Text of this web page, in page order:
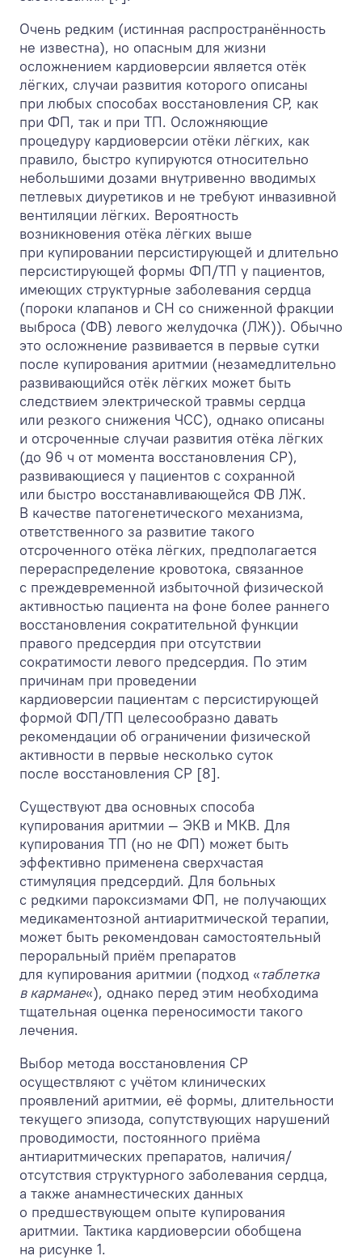
Очень редким (истинная распространённость
не известна), но опасным для жизни
осложнением кардиоверсии является отёк
лёгких, случаи развития которого описаны
при любых способах восстановления СР, как
при ФП, так и при ТП. Осложняющие
процедуру кардиоверсии отёки лёгких, как
правило, быстро купируются относительно
небольшими дозами внутривенно вводимых
петлевых диуретиков и не требуют инвазивной
вентиляции лёгких. Вероятность
возникновения отёка лёгких выше
при купировании персистирующей и длительно
персистирующей формы ФП/ТП у пациентов,
имеющих структурные заболевания сердца
(пороки клапанов и СН со сниженной фракции
выброса (ФВ) левого желудочка (ЛЖ)). Обычно
это осложнение развивается в первые сутки
после купирования аритмии (незамедлительно
развивающийся отёк лёгких может быть
следствием электрической травмы сердца
или резкого снижения ЧСС), однако описаны
и отсроченные случаи развития отёка лёгких
(до 96 ч от момента восстановления СР),
развивающиеся у пациентов с сохранной
или быстро восстанавливающейся ФВ ЛЖ.
В качестве патогенетического механизма,
ответственного за развитие такого
отсроченного отёка лёгких, предполагается
перераспределение кровотока, связанное
с преждевременной избыточной физической
активностью пациента на фоне более раннего
восстановления сократительной функции
правого предсердия при отсутствии
сократимости левого предсердия. По этим
причинам при проведении
кардиоверсии пациентам с персистирующей
формой ФП/ТП целесообразно давать
рекомендации об ограничении физической
активности в первые несколько суток
после восстановления СР [8].
Существуют два основных способа
купирования аритмии — ЭКВ и МКВ. Для
купирования ТП (но не ФП) может быть
эффективно применена сверхчастая
стимуляция предсердий. Для больных
с редкими пароксизмами ФП, не получающих
медикаментозной антиаритмической терапии,
может быть рекомендован самостоятельный
пероральный приём препаратов
для купирования аритмии (подход «таблетка
в кармане«), однако перед этим необходима
тщательная оценка переносимости такого
лечения.
Выбор метода восстановления СР
осуществляют с учётом клинических
проявлений аритмии, её формы, длительности
текущего эпизода, сопутствующих нарушений
проводимости, постоянного приёма
антиаритмических препаратов, наличия/
отсутствия структурного заболевания сердца,
а также анамнестических данных
о предшествующем опыте купирования
аритмии. Тактика кардиоверсии обобщена
на рисунке 1.